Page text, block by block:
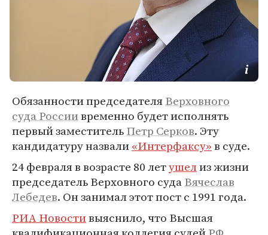
Обязанности председателяВерховного
суда Россиивременно будет исполнять
первый заместительПетр Серков. Эту
кандидатуру назвали«Интерфаксу»в суде.
24 февраля в возрасте 80 летушелиз жизни
председатель Верховного судаВячеслав
Лебедев. Он занимал этот пост с 1991 года.
РИА Новостивыяснило, что Высшая